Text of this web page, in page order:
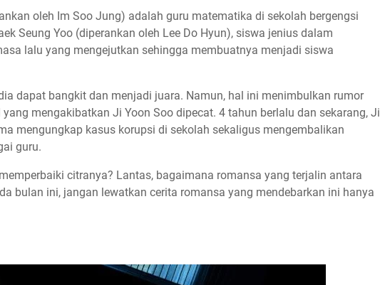
oleh Im Soo Jung) adalah guru matematika di sekolah bergengsi
Seung Yoo (diperankan oleh Lee Do Hyun), siswa jenius dalam
lalu yang mengejutkan sehingga membuatnya menjadi siswa
dapat bangkit dan menjadi juara. Namun, hal ini menimbulkan rumor
mengakibatkan Ji Yoon Soo dipecat. 4 tahun berlalu dan sekarang, Ji
mengungkap kasus korupsi di sekolah sekaligus mengembalikan
guru.
citranya? Lantas, bagaimana romansa yang terjalin antara
bulan ini, jangan lewatkan cerita romansa yang mendebarkan ini hanya